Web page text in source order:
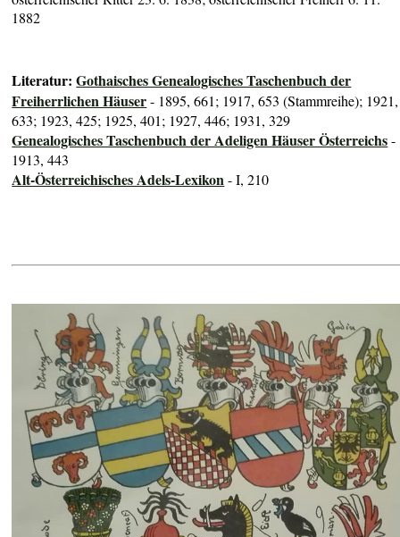
1882
Literatur:Gothaisches Genealogisches Taschenbuch der
Freiherrlichen Häuser- 1895, 661; 1917, 653 (Stammreihe); 1921,
633; 1923, 425; 1925, 401; 1927, 446; 1931, 329
Genealogisches Taschenbuch der Adeligen Häuser Österreichs-
1913, 443
Alt-Österreichisches Adels-Lexikon- I, 210